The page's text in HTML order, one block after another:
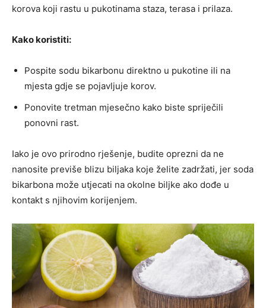
korova koji rastu u pukotinama staza, terasa i prilaza.
Kako koristiti:
Pospite sodu bikarbonu direktno u pukotine ili na
mjesta gdje se pojavljuje korov.
Ponovite tretman mjesečno kako biste spriječili
ponovni rast.
Iako je ovo prirodno rješenje, budite oprezni da ne
nanosite previše blizu biljaka koje želite zadržati, jer soda
bikarbona može utjecati na okolne biljke ako dođe u
kontakt s njihovim korijenjem.